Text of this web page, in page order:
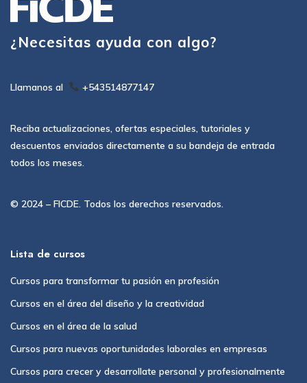
¿Necesitas ayuda con algo?
Llamanos al +543514877147
Reciba actualizaciones, ofertas especiales, tutoriales y
descuentos enviados directamente a su bandeja de entrada
todos los meses.
© 2024 – FICDE. Todos los derechos reservados.
Lista de cursos
Cursos para transformar tu pasión en profesión
Cursos en el área del diseño y la creatividad
Cursos en el área de la salud
Cursos para nuevas oportunidades laborales en empresas
Cursos para crecer y desarrollate personal y profesionalmente